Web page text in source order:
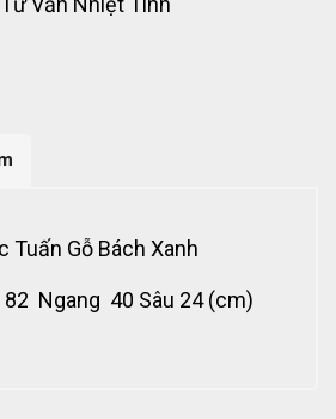
Tuấn Gỗ Bách Xanh
82 Ngang 40 Sâu 24 (cm)